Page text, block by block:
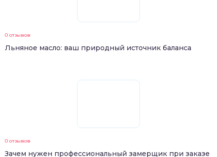
0 отзывов
Льняное масло: ваш природный источник баланса
0 отзывов
Зачем нужен профессиональный замерщик при заказе